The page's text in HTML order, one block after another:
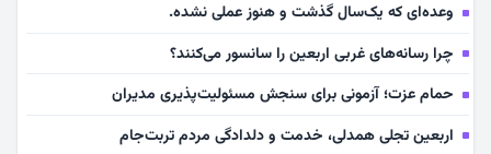
وعده‌ای که یک‌سال گذشت و هنوز عملی نشده.
چرا رسانه‌های غربی اربعین را سانسور می‌کنند؟
حمام عزت؛ آزمونی برای سنجش مسئولیت‌پذیری مدیران
اربعین تجلی همدلی، خدمت و دلدادگی مردم تربت‌جام